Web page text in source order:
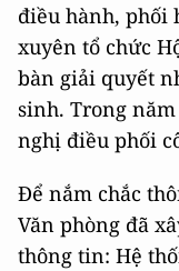
điều hành, phối
xuyên tổ chức
bàn giải quyết
sinh. Trong năm
nghị điều phối
Để nắm chắc
Văn phòng đã
thông tin: Hệ